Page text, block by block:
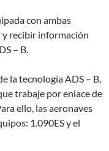
con ambas
y recibir información
– B.
la tecnología ADS – B,
trabaje por enlace de
ello, las aeronaves
1.090ES y el